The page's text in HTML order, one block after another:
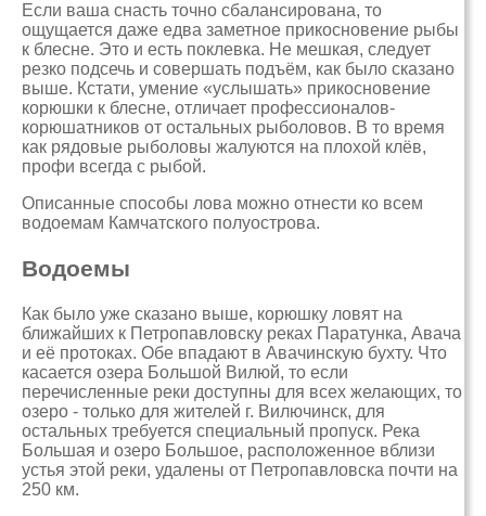
Если ваша снасть точно сбалансирована, то
ощущается даже едва заметное прикосновение рыбы
к блесне. Это и есть поклевка. Не мешкая, следует
резко подсечь и совершать подъём, как было сказано
выше. Кстати, умение «услышать» прикосновение
корюшки к блесне, отличает профессионалов-
корюшатников от остальных рыболовов. В то время
как рядовые рыболовы жалуются на плохой клёв,
профи всегда с рыбой.
Описанные способы лова можно отнести ко всем
водоемам Камчатского полуострова.
Водоемы
Как было уже сказано выше, корюшку ловят на
ближайших к Петропавловску реках Паратунка, Авача
и её протоках. Обе впадают в Авачинскую бухту. Что
касается озера Большой Вилюй, то если
перечисленные реки доступны для всех желающих, то
озеро - только для жителей г. Вилючинск, для
остальных требуется специальный пропуск. Река
Большая и озеро Большое, расположенное вблизи
устья этой реки, удалены от Петропавловска почти на
250 км.